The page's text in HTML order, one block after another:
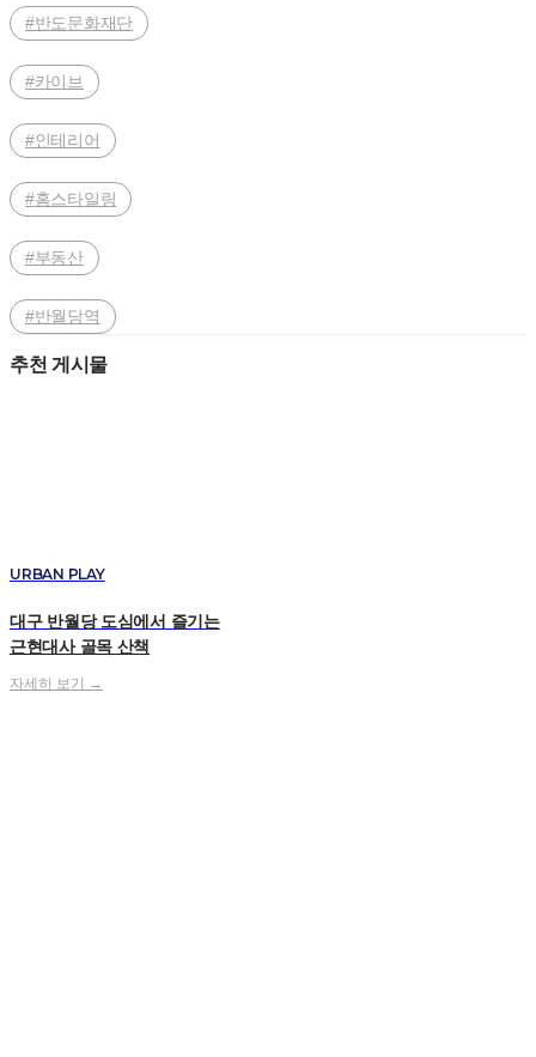
#반도문화재단
#카이브
#인테리어
#홈스타일링
#부동산
#반월당역
추천 게시물
URBAN PLAY
대구 반월당 도심에서 즐기는
근현대사 골목 산책
자세히 보기 →